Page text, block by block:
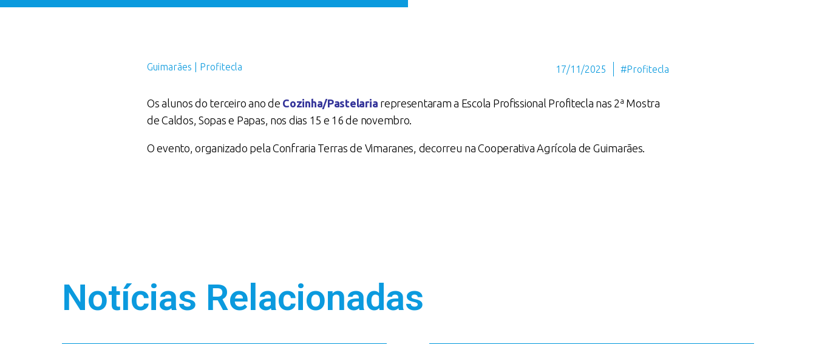
Guimarães | Profitecla 17/11/2025 #Profitecla
Os alunos do terceiro ano de Cozinha/Pastelaria representaram a Escola Profissional Profitecla nas 2ª Mostra
de Caldos, Sopas e Papas, nos dias 15 e 16 de novembro.
O evento, organizado pela Confraria Terras de Vimaranes, decorreu na Cooperativa Agrícola de Guimarães.
Notícias Relacionadas